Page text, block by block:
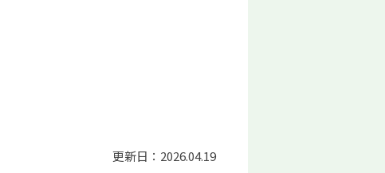
更新日：2026.04.19